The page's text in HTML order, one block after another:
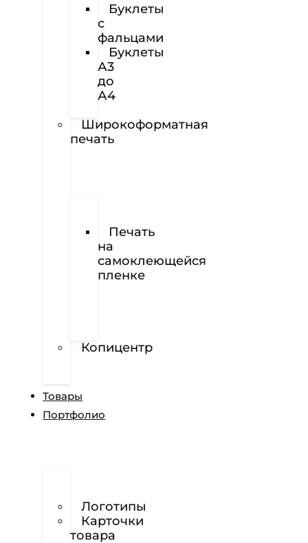
Буклеты
с
фальцами
Буклеты
А3
до
А4
Широкоформатная
печать
Печать
на
самоклеющейся
пленке
Копицентр
Товары
Портфолио
Логотипы
Карточки
товара